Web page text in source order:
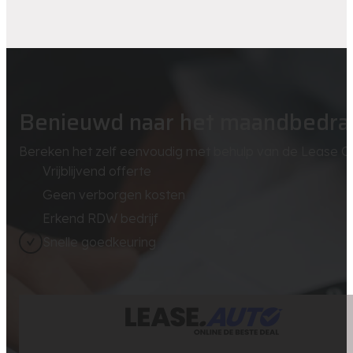
Benieuwd naar het
Bereken het zelf eenvoudig met behulp van de Lease
Vrijblijvend offerte
Geen verborgen kosten
Erkend RDW bedrijf
Snelle goedkeuring